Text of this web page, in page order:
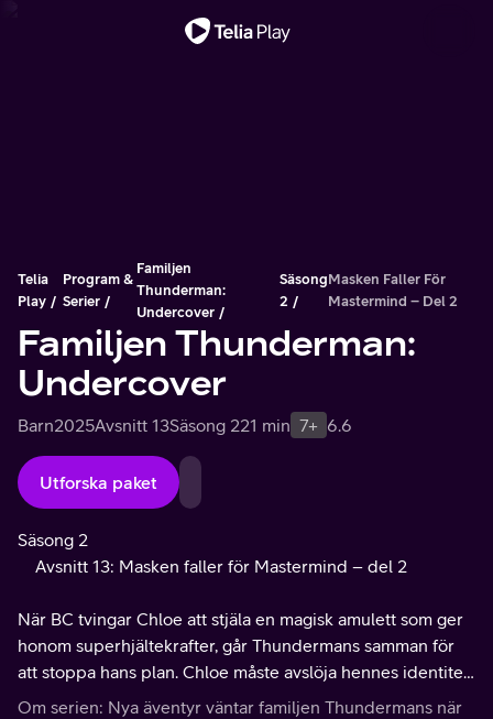
Telia
Play
Program &
Serier
Familjen
Thunderman:
Undercover
Säsong
2
Masken Faller För
Mastermind – Del 2
Familjen Thunderman:
Undercover
Barn2025Avsnitt 13Säsong 221 min 7+ 6.6
Utforska paket
Säsong 2
Avsnitt 13: Masken faller för Mastermind – del 2
När BC tvingar Chloe att stjäla en magisk amulett som ger
honom superhjältekrafter, går Thundermans samman för
att stoppa hans plan. Chloe måste avslöja hennes identitet
för att rädda sina vänner.
Om serien: Nya äventyr väntar familjen Thundermans när